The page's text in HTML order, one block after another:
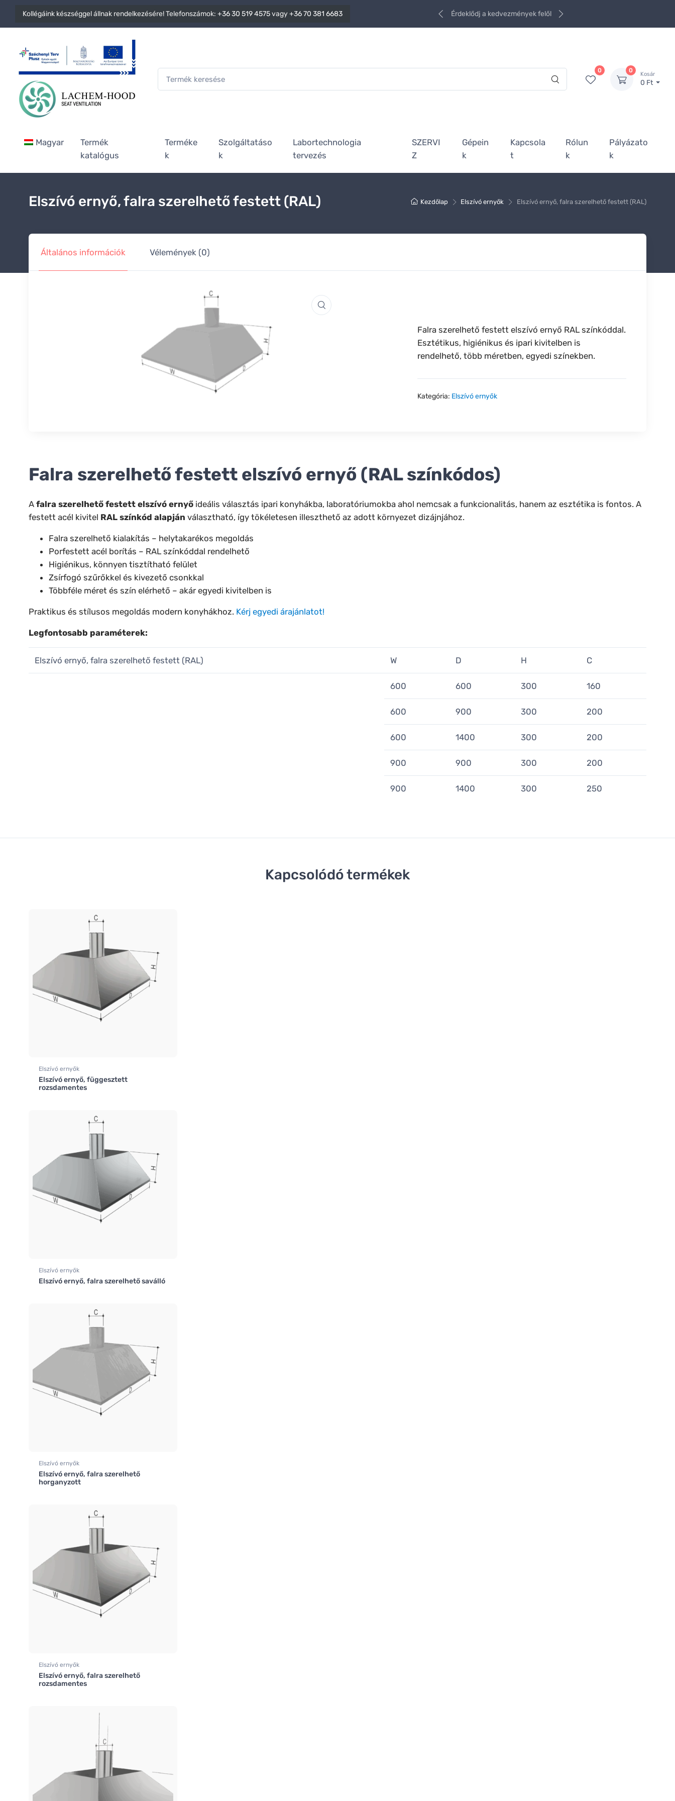
Kollégáink készséggel állnak rendelkezésére! Telefonszámok: +36 30 519 4575vagy+36 70 381 6683 Érdeklődj a kedvezmények felől
0 0
Kosár
0 Ft
Magyar
Termék
katalógus
Terméke
k
Szolgáltatáso
k
Labortechnologia
tervezés
SZERVI
Z
Gépein
k
Kapcsola
t
Rólun
k
Pályázato
k
Kezdőlap Elszívó ernyők Elszívó ernyő, falra szerelhető festett (RAL)
Elszívó ernyő, falra szerelhető festett (RAL)
Általános információk Vélemények (0)
Falra szerelhető festett elszívó ernyő RAL színkóddal.
Esztétikus, higiénikus és ipari kivitelben is
rendelhető, több méretben, egyedi színekben.
Kategória: Elszívó ernyők
Falra szerelhető festett elszívó ernyő (RAL színkódos)
A falra szerelhető festett elszívó ernyő ideális választás ipari konyhákba, laboratóriumokba ahol nemcsak a funkcionalitás, hanem az esztétika is fontos. A
festett acél kivitel RAL színkód alapján választható, így tökéletesen illeszthető az adott környezet dizájnjához.
Falra szerelhető kialakítás – helytakarékos megoldás
Porfestett acél borítás – RAL színkóddal rendelhető
Higiénikus, könnyen tisztítható felület
Zsírfogó szűrőkkel és kivezető csonkkal
Többféle méret és szín elérhető – akár egyedi kivitelben is
Praktikus és stílusos megoldás modern konyhákhoz. Kérj egyedi árajánlatot!
Legfontosabb paraméterek:
Elszívó ernyő, falra szerelhető festett (RAL) W D H C
600 600 300 160
600 900 300 200
600 1400 300 200
900 900 300 200
900 1400 300 250
Kapcsolódó termékek
Elszívó ernyők
Elszívó ernyő, függesztett
rozsdamentes
Elszívó ernyők
Elszívó ernyő, falra szerelhető saválló
Elszívó ernyők
Elszívó ernyő, falra szerelhető
horganyzott
Elszívó ernyők
Elszívó ernyő, falra szerelhető
rozsdamentes